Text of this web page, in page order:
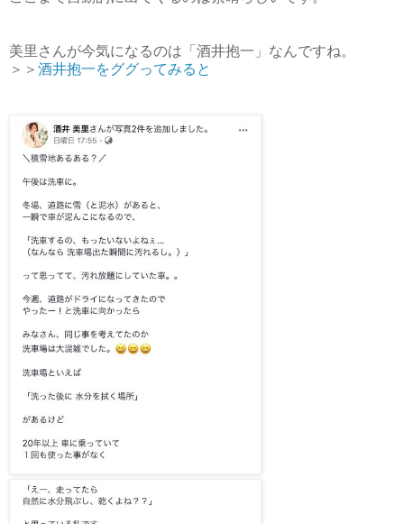
美里さんが今気になるのは「酒井抱一」なんですね。
＞＞ 酒井抱一をググってみると